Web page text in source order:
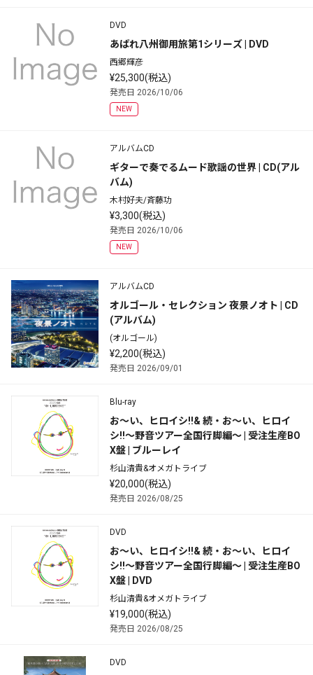
DVD
あばれ八州御用旅第1シリーズ | DVD
西郷輝彦
¥25,300(税込)
発売日 2026/10/06
NEW
アルバムCD
ギターで奏でるムード歌謡の世界 | CD(アル
バム)
木村好夫/斉藤功
¥3,300(税込)
発売日 2026/10/06
NEW
アルバムCD
オルゴール・セレクション 夜景ノオト | CD
(アルバム)
(オルゴール)
¥2,200(税込)
発売日 2026/09/01
Blu-ray
お～い、ヒロイシ!!& 続・お～い、ヒロイ
シ!!～野音ツアー全国行脚編～ | 受注生産BO
X盤 | ブルーレイ
杉山清貴&オメガトライブ
¥20,000(税込)
発売日 2026/08/25
DVD
お～い、ヒロイシ!!& 続・お～い、ヒロイ
シ!!～野音ツアー全国行脚編～ | 受注生産BO
X盤 | DVD
杉山清貴&オメガトライブ
¥19,000(税込)
発売日 2026/08/25
DVD